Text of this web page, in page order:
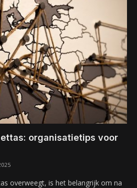
organisatietips voor
overweegt, is het belangrijk om na